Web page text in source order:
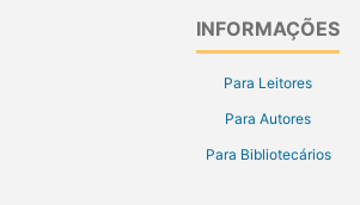
INFORMAÇÕES
Para Leitores
Para Autores
Para Bibliotecários